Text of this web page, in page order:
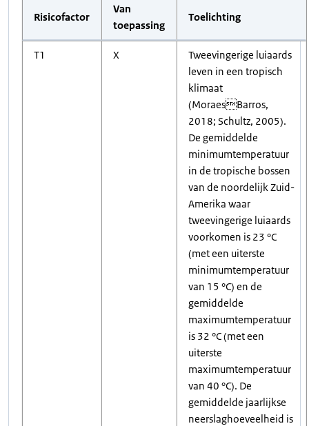
Risicofactor
Van
toepassing
Toelichting
T1 X
Tweevingerige luiaards
leven in een tropisch
klimaat
(MoraesBarros,
2018; Schultz, 2005).
De gemiddelde
minimumtemperatuur
in de tropische bossen
van de noordelijk Zuid-
Amerika waar
tweevingerige luiaards
voorkomen is 23 °C
(met een uiterste
minimumtemperatuur
van 15 °C) en de
gemiddelde
maximumtemperatuur
is 32 °C (met een
uiterste
maximumtemperatuur
van 40 °C). De
gemiddelde jaarlijkse
neerslaghoeveelheid is